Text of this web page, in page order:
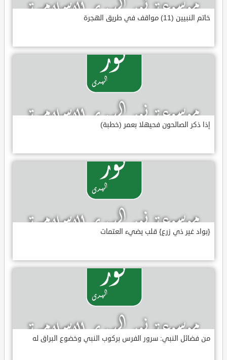
خاتم النبيين (11) مواقف في طريق الهجرة
إذا ذكر الصالحون فحيهلا بعمر (خطبة)
{بواد غير ذي زرع} قلب يضيء العتمات
من فضائل النبي: سرور الفرس بركوب النبي وخضوع البراق له